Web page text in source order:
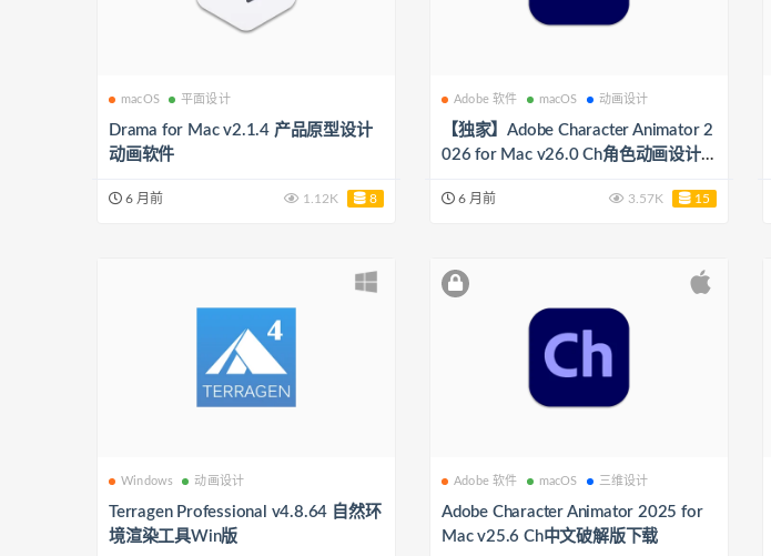
macOS 平面设计
Drama for Mac v2.1.4 产品原型设计
动画软件
6 月前 1.12K 8
Adobe 软件 macOS 动画设计
【独家】Adobe Character Animator 2
026 for Mac v26.0 Ch角色动画设计
6 月前 3.57K 15
Windows 动画设计
Terragen Professional v4.8.64 自然环
境渲染工具Win版
Adobe 软件 macOS 三维设计
Adobe Character Animator 2025 for
Mac v25.6 Ch中文破解版下载